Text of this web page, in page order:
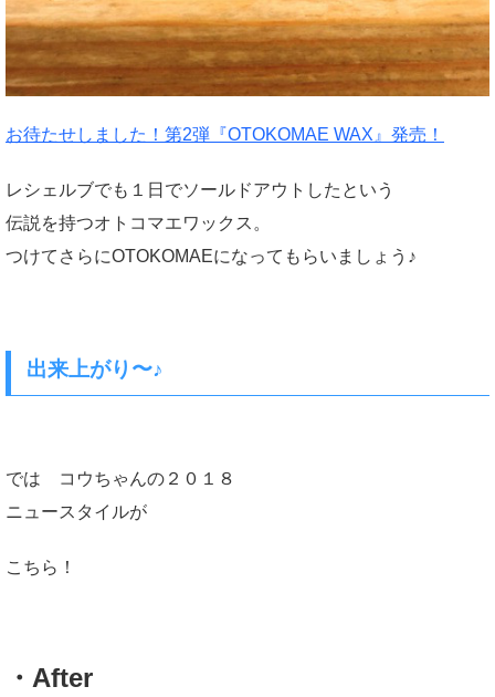
お待たせしました！第2弾『OTOKOMAE WAX』発売！
レシェルブでも１日でソールドアウトしたという
伝説を持つオトコマエワックス。
つけてさらにOTOKOMAEになってもらいましょう♪
出来上がり〜♪
では コウちゃんの２０１８
ニュースタイルが
こちら！
・After